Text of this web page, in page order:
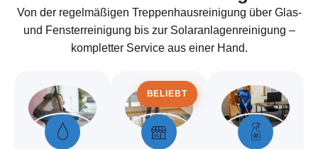
Von der regelmäßigen Treppenhausreinigung über Glas-
und Fensterreinigung bis zur Solaranlagenreinigung –
kompletter Service aus einer Hand.